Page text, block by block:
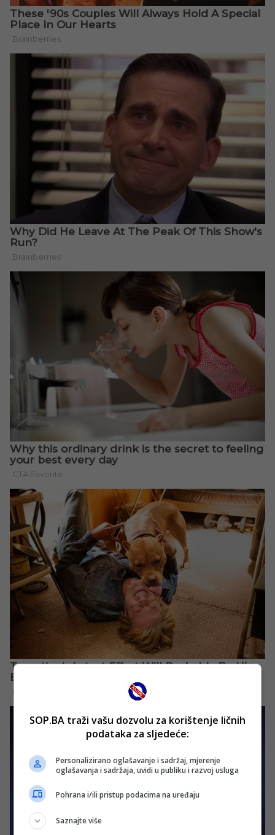
SOP.BA traži vašu dozvolu za korištenje ličnih
podataka za sljedeće:
Personalizirano oglašavanje i sadržaj, mjerenje
oglašavanja i sadržaja, uvidi u publiku i razvoj usluga
Pohrana i/ili pristup podacima na uređaju
Saznajte više